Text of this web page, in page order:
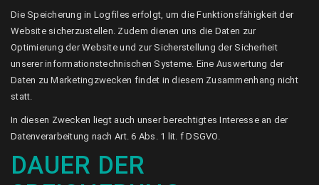
Die Speicherung in Logfiles erfolgt, um die Funktionsfähigkeit der
Website sicherzustellen. Zudem dienen uns die Daten zur
Optimierung der Website und zur Sicherstellung der Sicherheit
unserer informationstechnischen Systeme. Eine Auswertung der
Daten zu Marketingzwecken findet in diesem Zusammenhang nicht
statt.
In diesen Zwecken liegt auch unser berechtigtes Interesse an der
Datenverarbeitung nach Art. 6 Abs. 1 lit. f DSGVO.
DAUER DER